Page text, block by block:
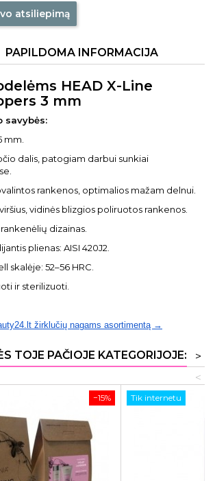
atsiliepimą
PAPILDOMA INFORMACIJA
HEAD X-Line
3 mm
savybės:
mm.
dalis, patogiam darbui sunkiai
rankenos, optimalios mažam delnui.
vidinės blizgios poliruotos rankenos.
dizainas.
plienas: AISI 420J2.
skalėje: 52–56 HRC.
ir sterilizuoti.
žirklučių nagams asortimentą →
TOJE PAČIOJE KATEGORIJOJE:
>
<
−15% Tik internetu